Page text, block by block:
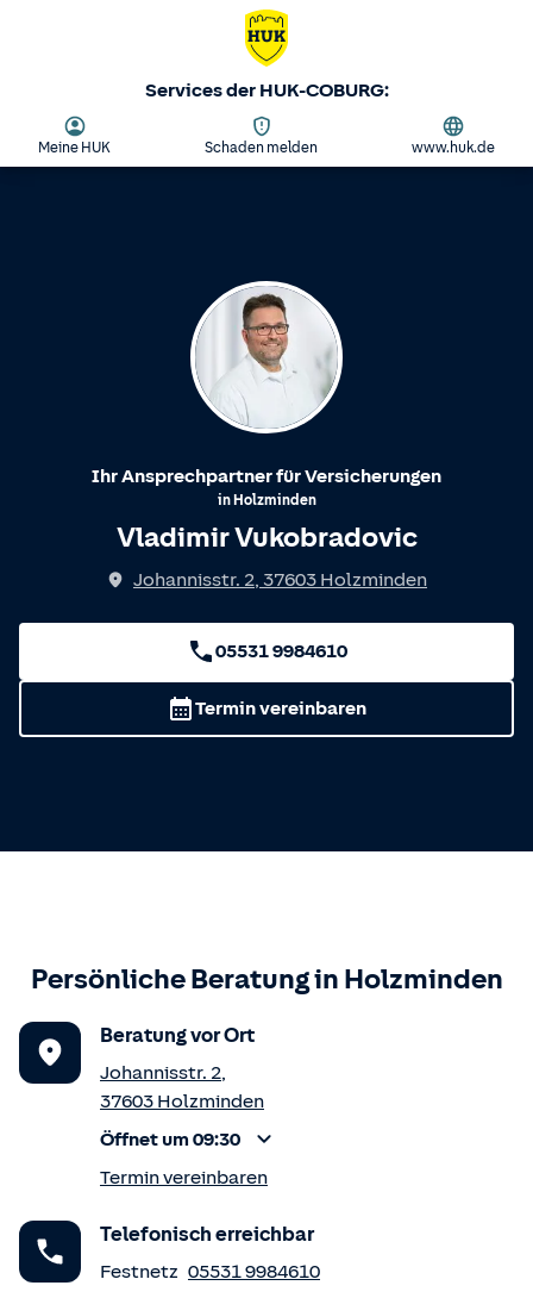
Services der HUK-COBURG:
Meine HUK Schaden melden www.huk.de
Ihr Ansprechpartner für Versicherungen
in Holzminden
Vladimir Vukobradovic
Johannisstr. 2, 37603 Holzminden
05531 9984610
Termin vereinbaren
Persönliche Beratung in Holzminden
Beratung vor Ort
Johannisstr. 2,
37603 Holzminden
Öffnet um 09:30
Termin vereinbaren
Telefonisch erreichbar
Festnetz 05531 9984610